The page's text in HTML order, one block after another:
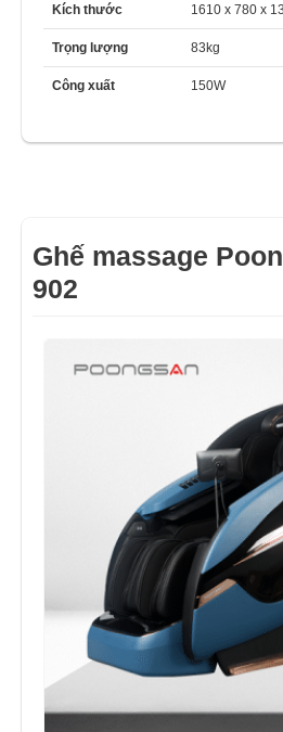
Kích thước 1610 x 780 x
Trọng lượng 83kg
Công xuất 150W
Ghế massage
902